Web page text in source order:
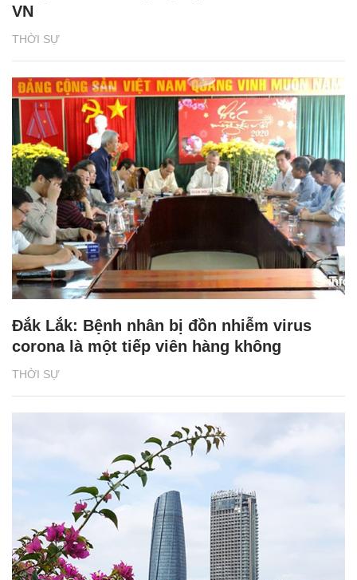
THỜI SỰ
VN
THỜI SỰ
Đắk Lắk: Bệnh nhân bị đồn nhiễm virus
corona là một tiếp viên hàng không